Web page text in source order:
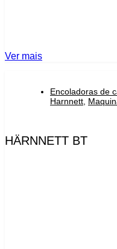
Ver mais
Encoladoras de
Harnnett,
HÄRNNETT BT